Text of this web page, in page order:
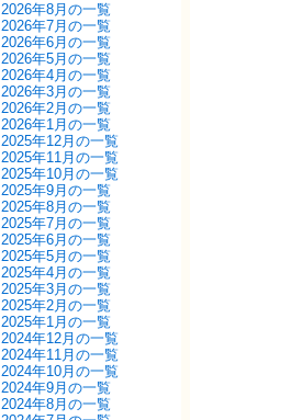
2026年8月の一覧
2026年7月の一覧
2026年6月の一覧
2026年5月の一覧
2026年4月の一覧
2026年3月の一覧
2026年2月の一覧
2026年1月の一覧
2025年12月の一覧
2025年11月の一覧
2025年10月の一覧
2025年9月の一覧
2025年8月の一覧
2025年7月の一覧
2025年6月の一覧
2025年5月の一覧
2025年4月の一覧
2025年3月の一覧
2025年2月の一覧
2025年1月の一覧
2024年12月の一覧
2024年11月の一覧
2024年10月の一覧
2024年9月の一覧
2024年8月の一覧